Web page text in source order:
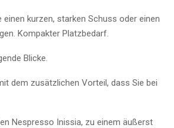
kurzen, starken Schuss oder einen
Kompakter Platzbedarf.
Blicke.
dem zusätzlichen Vorteil, dass Sie bei
Nespresso Inissia, zu einem äußerst